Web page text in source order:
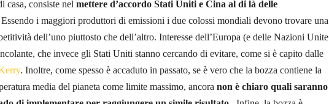
casa, consiste nel mettere d’accordo Stati Uniti e Cina al di là delle
Essendo i maggiori produttori di emissioni i due colossi mondiali devono trovare una
dell’uno piuttosto che dell’altro. Interesse dell’Europa (e delle Nazioni Unite
che invece gli Stati Uniti stanno cercando di evitare, come si è capito dalle
. Inoltre, come spesso è accaduto in passato, se è vero che la bozza contiene la
media del pianeta come limite massimo, ancora non è chiaro quali saranno